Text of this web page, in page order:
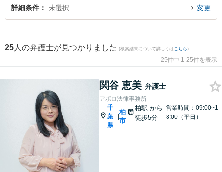
市内の弁護士に相談予約したい』などでお困りの相談者さんにおすすめです。
詳細条件 未選択 変更
25 人の弁護士が見つかりました (検索結果について詳しくは こちら)
25件中 1-25件を表示
関谷 恵美 弁護士
アポロ法律事務所
千
葉
県
|
柏
市
柏駅から
徒歩5分
営業時間：09:00~1
8:00（平日）